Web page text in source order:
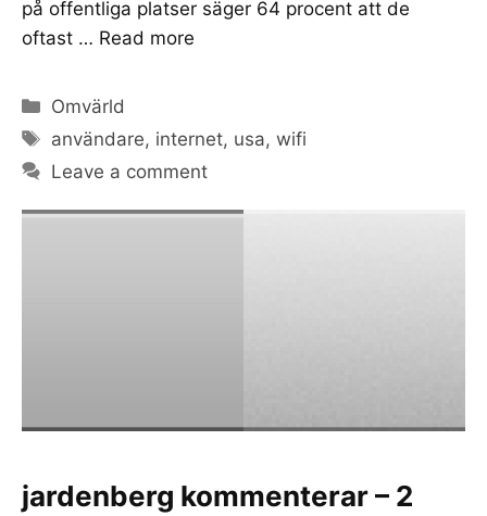
på offentliga platser säger 64 procent att de
oftast … Read more
Categories
Omvärld
Tags
användare, internet, usa,wifi
Leave a comment
jardenberg kommenterar – 2